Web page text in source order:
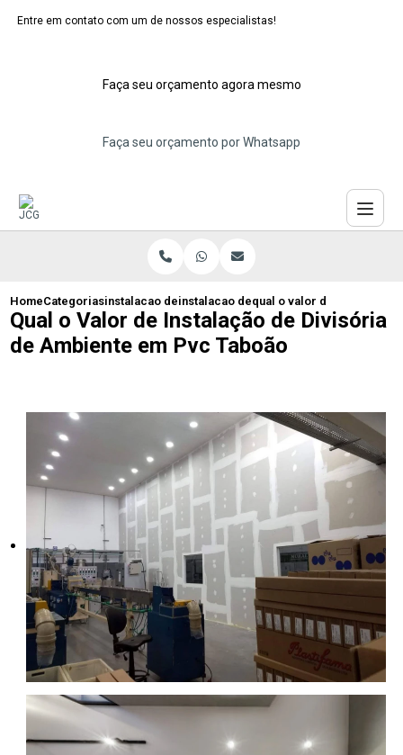
Entre em contato com um de nossos especialistas!
Faça seu orçamento agora mesmo
Faça seu orçamento por Whatsapp
HomeCategoriasinstalacao de divisorias de pvc
instalacao de divisoria pvc abc
qual o valor de instalacao
Qual o Valor de Instalação de Divisória
de Ambiente em Pvc Taboão